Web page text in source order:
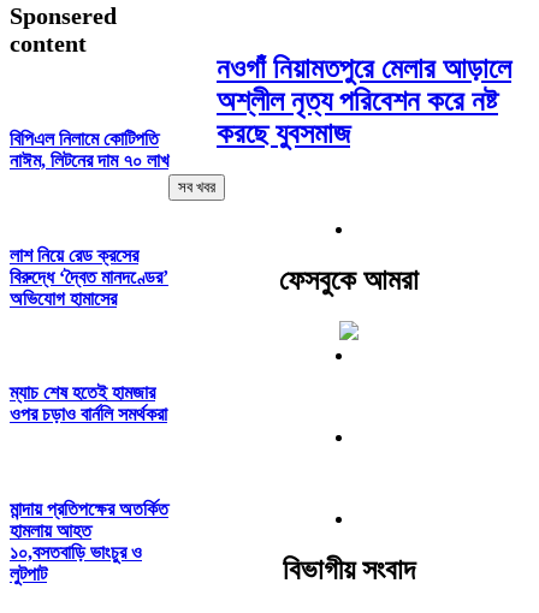
Sponsered
content
বিপিএল নিলামে কোটিপতি
নাঈম, লিটনের দাম ৭০ লাখ
লাশ নিয়ে রেড ক্রসের
বিরুদ্ধে ‘দ্বৈত মানদণ্ডের’
অভিযোগ হামাসের
ম্যাচ শেষ হতেই হামজার
ওপর চড়াও বার্নলি সমর্থকরা
মান্দায় প্রতিপক্ষের অতর্কিত
হামলায় আহত
১০,বসতবাড়ি ভাংচুর ও
লুটপাট
নওগাঁ নিয়ামতপুরে মেলার আড়ালে
অশ্লীল নৃত্য পরিবেশন করে নষ্ট
করছে যুবসমাজ
সব খবর
ফেসবুকে আমরা
বিভাগীয় সংবাদ